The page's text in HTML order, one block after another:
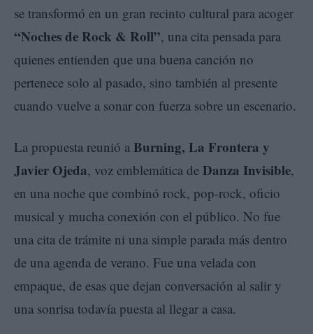
se transformó en un gran recinto cultural para acoger
“Noches de Rock & Roll”, una cita pensada para
quienes entienden que una buena canción no
pertenece solo al pasado, sino también al presente
cuando vuelve a sonar con fuerza sobre un escenario.
La propuesta reunió a Burning, La Frontera y
Javier Ojeda, voz emblemática de Danza Invisible,
en una noche que combinó rock, pop-rock, oficio
musical y mucha conexión con el público. No fue
una cita de trámite ni una simple parada más dentro
de una agenda de verano. Fue una velada con
empaque, de esas que dejan conversación al salir y
una sonrisa todavía puesta al llegar a casa.